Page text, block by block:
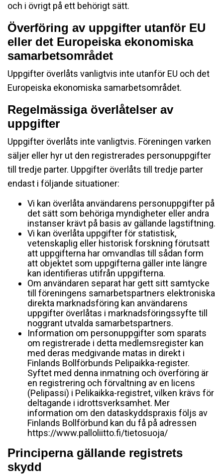
och i övrigt på ett behörigt sätt.
Överföring av uppgifter utanför EU
eller det Europeiska ekonomiska
samarbetsområdet
Uppgifter överlåts vanligtvis inte utanför EU och det
Europeiska ekonomiska samarbetsområdet.
Regelmässiga överlåtelser av
uppgifter
Uppgifter överlåts inte vanligtvis. Föreningen varken
säljer eller hyr ut den registrerades personuppgifter
till tredje parter. Uppgifter överlåts till tredje parter
endast i följande situationer:
Vi kan överlåta användarens personuppgifter på
det sätt som behöriga myndigheter eller andra
instanser krävt på basis av gällande lagstiftning.
Vi kan överlåta uppgifter för statistisk,
vetenskaplig eller historisk forskning förutsatt
att uppgifterna har omvandlas till sådan form
att objektet som uppgifterna gäller inte längre
kan identifieras utifrån uppgifterna.
Om användaren separat har gett sitt samtycke
till föreningens samarbetspartners elektroniska
direkta marknadsföring kan användarens
uppgifter överlåtas i marknadsföringssyfte till
noggrant utvalda samarbetspartners.
Information om personuppgifter som sparats
om registrerade i detta medlemsregister kan
med deras medgivande matas in direkt i
Finlands Bollförbunds Pelipaikka-register.
Syftet med denna inmatning och överföring är
en registrering och förvaltning av en licens
(Pelipassi) i Pelikaikka-registret, vilken krävs för
deltagande i idrottsverksamhet. Mer
information om den dataskyddspraxis följs av
Finlands Bollförbund kan du få på adressen
https://www.palloliitto.fi/tietosuoja/
Principerna gällande registrets
skydd